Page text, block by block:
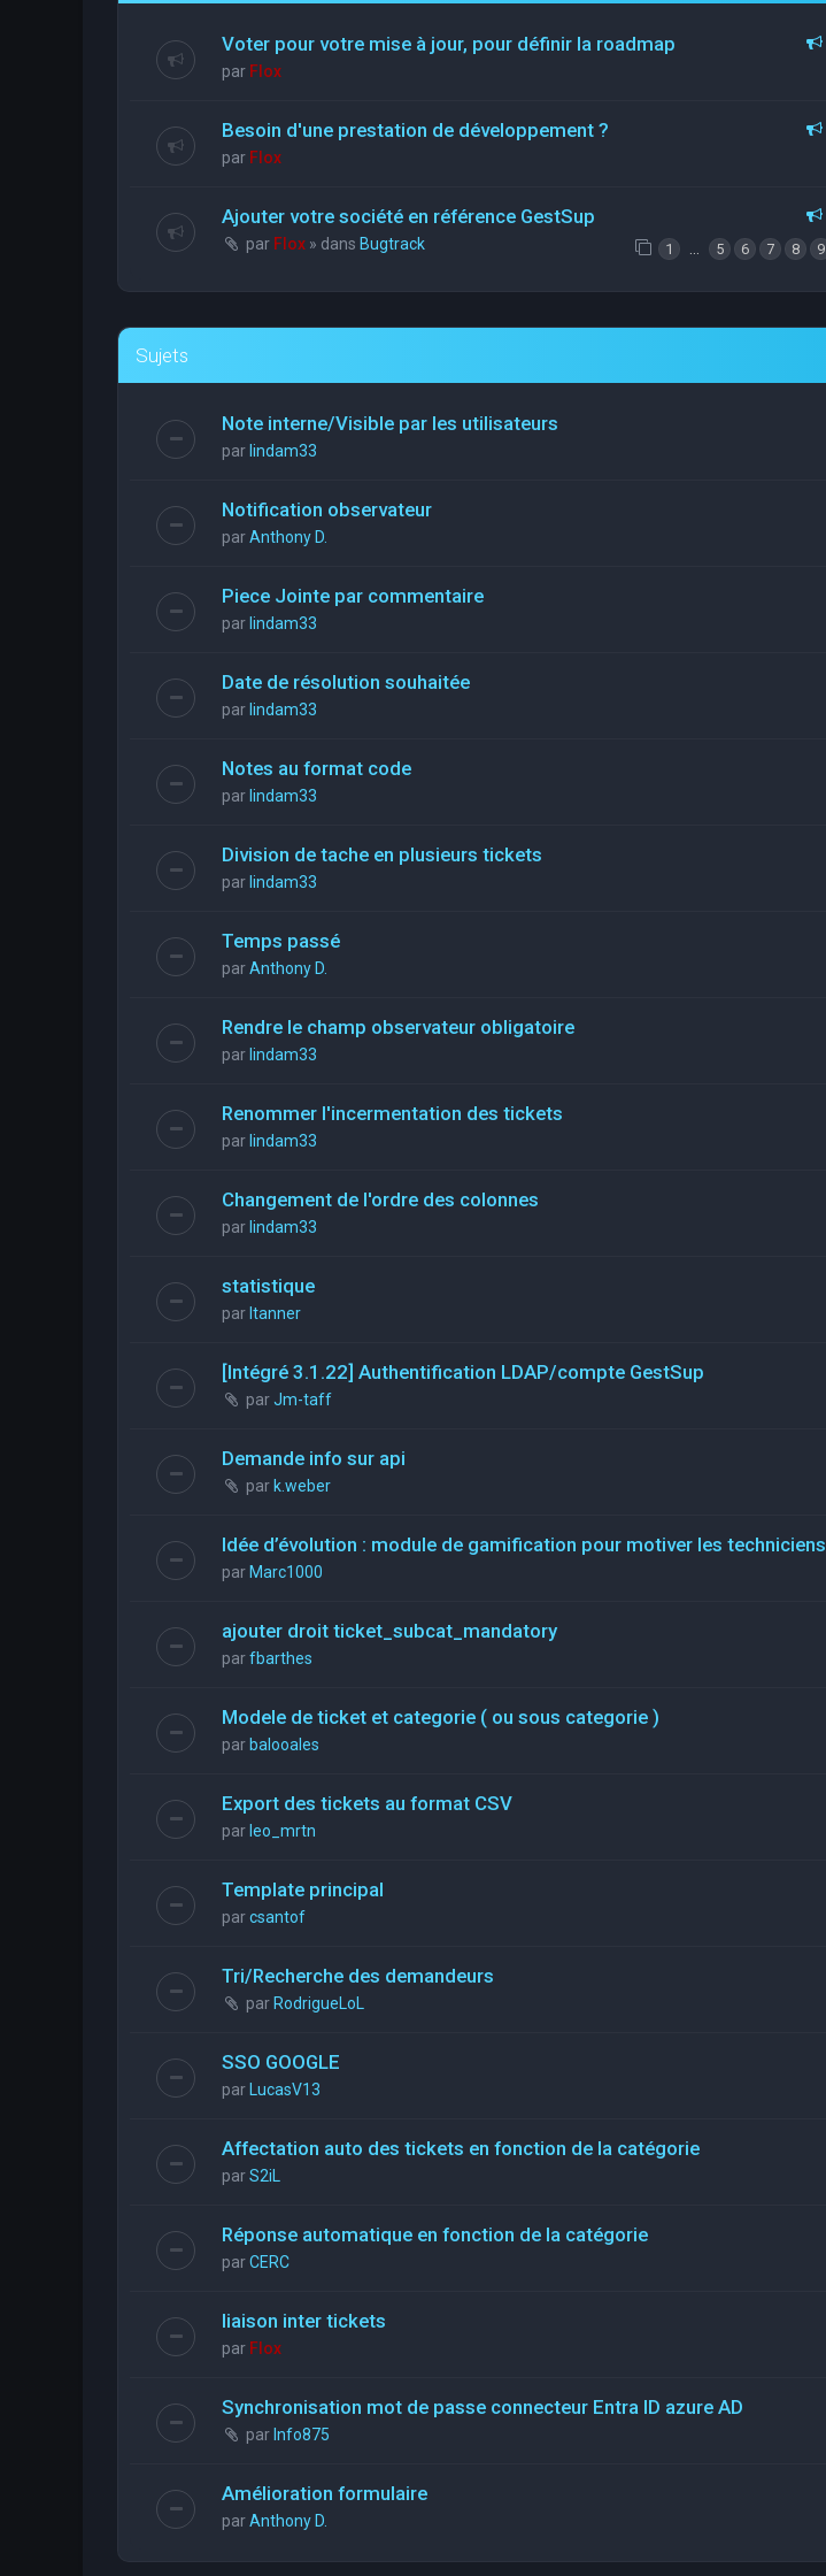
Voter pour votre mise à jour, pour définir la roadmap
par Flox
Besoin d'une prestation de développement ?
par Flox
Ajouter votre société en référence GestSup
par Flox » dans Bugtrack 1 … 5 6 7 8 9
Sujets
Note interne/Visible par les utilisateurs
par lindam33
Notification observateur
parAnthony D.
Piece Jointe par commentaire
par lindam33
Date de résolution souhaitée
par lindam33
Notes au format code
par lindam33
Division de tache en plusieurs tickets
par lindam33
Temps passé
parAnthony D.
Rendre le champ observateur obligatoire
par lindam33
Renommer l'incermentation des tickets
par lindam33
Changement de l'ordre des colonnes
par lindam33
statistique
par ltanner
[Intégré 3.1.22] Authentification LDAP/compte GestSup
parJm-taff
Demande info sur api
par k.weber
Idée d’évolution : module de gamification pour motiver les techniciens
par Marc1000
ajouter droit ticket_subcat_mandatory
parfbarthes
Modele de ticket et categorie ( ou sous categorie )
par balooales
Export des tickets au format CSV
par leo_mrtn
Template principal
parcsantof
Tri/Recherche des demandeurs
par RodrigueLoL
SSO GOOGLE
par LucasV13
Affectation auto des tickets en fonction de la catégorie
parS2iL
Réponse automatique en fonction de la catégorie
parCERC
liaison inter tickets
par Flox
Synchronisation mot de passe connecteur Entra ID azure AD
par Info875
Amélioration formulaire
parAnthony D.